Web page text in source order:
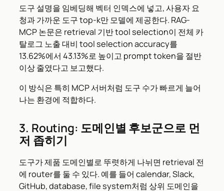
도구 설명을 임베딩해 벡터 인덱스에 넣고, 사용자 요
청과 가까운 도구 top-k만 모델에 제공한다. RAG-
MCP 논문은 retrieval 기반 tool selection이 전체 카
탈로그 노출 대비 tool selection accuracy를
13.62%에서 43.13%로 높이고 prompt token을 절반
이상 줄였다고 보고했다.
이 방식은 특히 MCP 서버처럼 도구 수가 빠르게 늘어
나는 환경에 적합하다.
3. Routing: 도메인별 후보군으로 먼
저 좁히기
도구가 제품 도메인별로 뚜렷하게 나뉘면 retrieval 전
에 router를 둘 수 있다. 예를 들어 calendar, Slack,
GitHub, database, file system처럼 상위 도메인을